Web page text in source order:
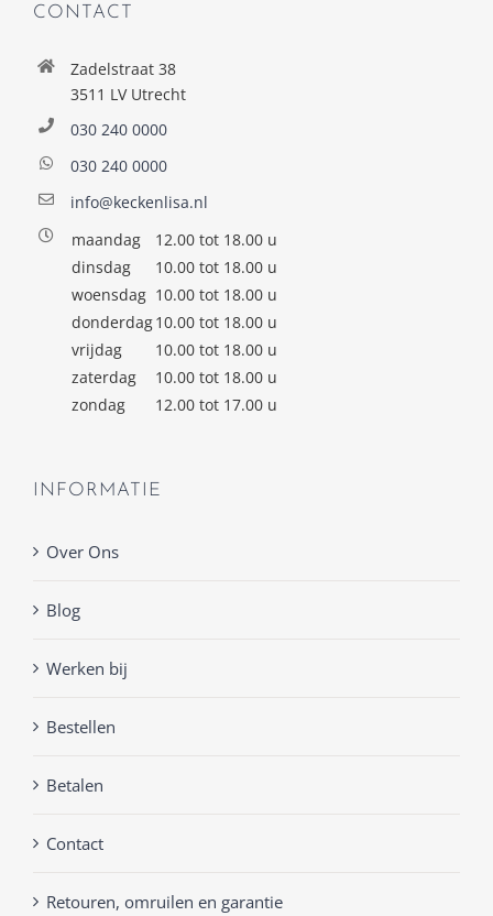
CONTACT
Zadelstraat 38
3511 LV Utrecht
030 240 0000
030 240 0000
info@keckenlisa.nl
maandag
12.00 tot 18.00 u
dinsdag
10.00 tot 18.00 u
woensdag 10.00 tot 18.00 u
donderdag10.00 tot 18.00 u
vrijdag
10.00 tot 18.00 u
zaterdag
10.00 tot 18.00 u
zondag
12.00 tot 17.00 u
INFORMATIE
Over Ons
Blog
Werken bij
Bestellen
Betalen
Contact
Retouren, omruilen en garantie